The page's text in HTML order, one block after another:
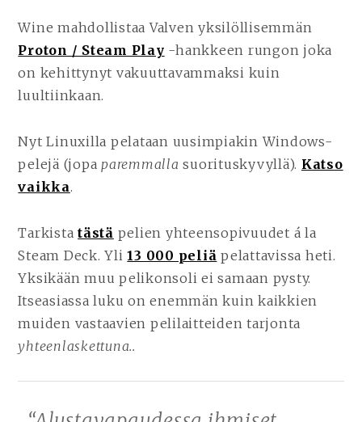
Wine mahdollistaa Valven yksilöllisemmän
Proton / Steam Play -hankkeen rungon joka
on kehittynyt vakuuttavammaksi kuin
luultiinkaan.
Nyt Linuxilla pelataan uusimpiakin Windows-
pelejä (jopaparemmalla suorituskyvyllä). Katso
vaikka.
Tarkistatästä pelien yhteensopivuudet á la
Steam Deck. Yli 13 000 peliä pelattavissa heti.
Yksikään muu pelikonsoli ei samaan pysty.
Itseasiassa luku on enemmän kuin kaikkien
muiden vastaavien pelilaitteiden tarjonta
yhteenlaskettuna..